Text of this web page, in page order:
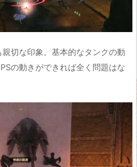
切な印象。基本的なタンクの動
の動きができれば全く問題はな